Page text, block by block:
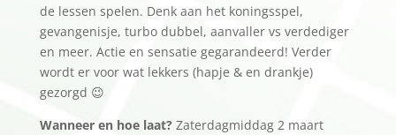
de lessen spelen. Denk aan het koningsspel,
gevangenisje, turbo dubbel, aanvaller vs verdediger
en meer. Actie en sensatie gegarandeerd! Verder
wordt er voor wat lekkers (hapje & en drankje)
gezorgd 😉
Wanneer en hoe laat?Zaterdagmiddag 2 maart